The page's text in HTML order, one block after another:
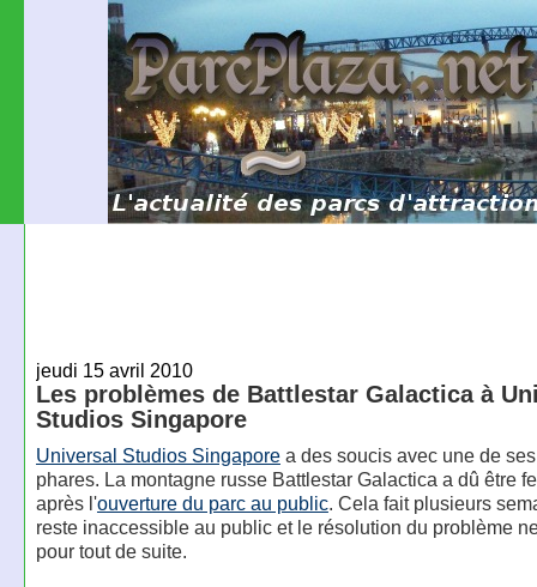
jeudi 15 avril 2010
Les problèmes de Battlestar Galactica à
Studios Singapore
Universal Studios Singaporea des soucis avec une de
phares. La montagne russe Battlestar Galactica a dû être
après l'ouverture du parc au public. Cela fait plusieurs
reste inaccessible au public et le résolution du problème
pour tout de suite.